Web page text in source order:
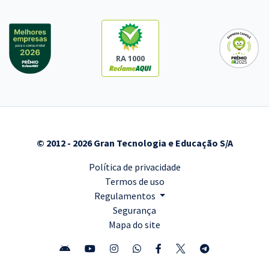
RA 1000
© 2012 - 2026 Gran Tecnologia e Educação S/A
Política de privacidade
Termos de uso
Regulamentos
Segurança
Mapa do site